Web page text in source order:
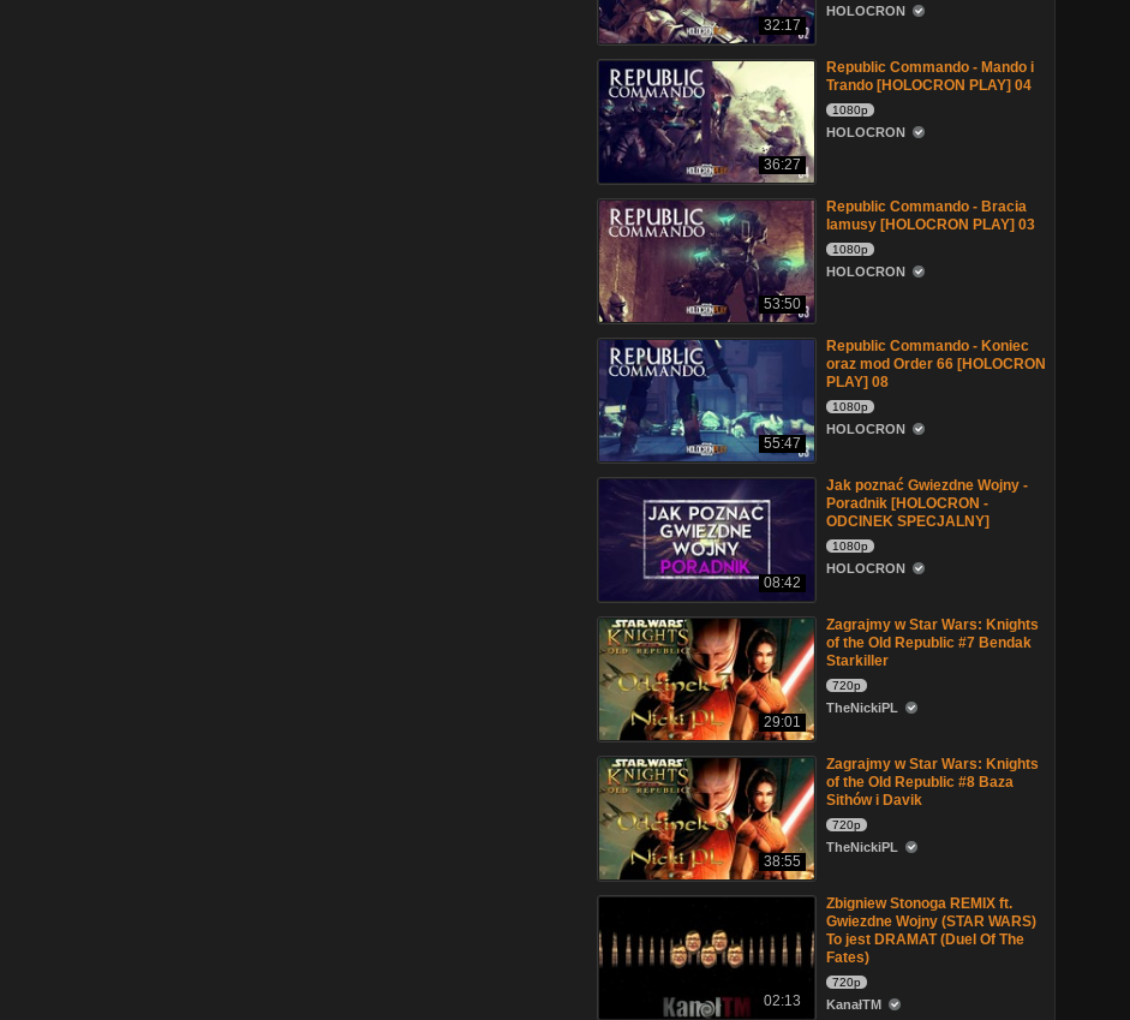
32:17
HOLOCRON
36:27
Republic Commando - Mando i
Trando [HOLOCRON PLAY] 04
1080p
HOLOCRON
53:50
Republic Commando - Bracia
lamusy [HOLOCRON PLAY] 03
1080p
HOLOCRON
55:47
Republic Commando - Koniec
oraz mod Order 66 [HOLOCRON
PLAY] 08
1080p
HOLOCRON
08:42
Jak poznać Gwiezdne Wojny -
Poradnik [HOLOCRON -
ODCINEK SPECJALNY]
1080p
HOLOCRON
29:01
Zagrajmy w Star Wars: Knights
of the Old Republic #7 Bendak
Starkiller
720p
TheNickiPL
38:55
Zagrajmy w Star Wars: Knights
of the Old Republic #8 Baza
Sithów i Davik
720p
TheNickiPL
02:13
Zbigniew Stonoga REMIX ft.
Gwiezdne Wojny (STAR WARS)
To jest DRAMAT (Duel Of The
Fates)
720p
KanałTM